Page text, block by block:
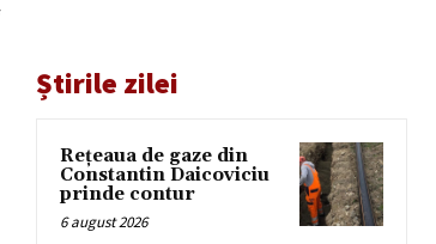
Știrile zilei
Rețeaua de gaze din
Constantin Daicoviciu
prinde contur
6 august 2026